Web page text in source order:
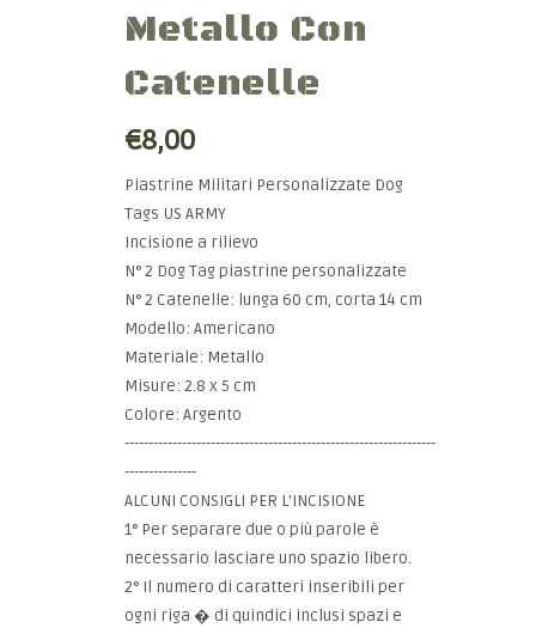
Metallo Con
Catenelle
€8,00
Piastrine Militari Personalizzate Dog
Tags US ARMY
Incisione a rilievo
N° 2 Dog Tag piastrine personalizzate
N° 2 Catenelle: lunga 60 cm, corta 14 cm
Modello: Americano
Materiale: Metallo
Misure: 2.8 x 5 cm
Colore: Argento
-----------------------------------------------------------------
---------------
ALCUNI CONSIGLI PER L'INCISIONE
1° Per separare due o più parole è
necessario lasciare uno spazio libero.
2° Il numero di caratteri inseribili per
ogni riga � di quindici inclusi spazi e